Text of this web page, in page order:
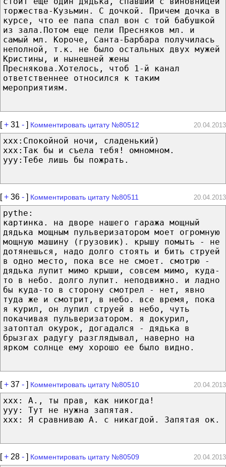
торжества-Кузьмин. С дочкой. Причем дочка в
курсе, что ее папа спал вон с той бабушкой
из зала.Потом еще пели Пресняков мл. и
самый мл. Короче, Санта-Барбара получилась
неполной, т.к. не было остальных двух мужей
Кристины, и нынешней жены
Преснякова.Хотелось, чтоб 1-й канал
ответственнее относился к таким
мероприятиям.
[+ 31 - ] Комментировать цитату №80512 20.04.2013
ххх:Спокойной ночи, сладенький)
ххх:Так бы и съела тебя! омномном.
ууу:Тебе лишь бы пожрать.
[+ 36 - ] Комментировать цитату №80511 20.04.2013
pythe:
картинка. на дворе нашего гаража мощный
дядька мощным пульверизатором моет огромную
мощную машину (грузовик). крышу помыть - не
дотянешься, надо долго стоять и бить струей
в одно место, пока все не смоет. смотрю -
дядька лупит мимо крыши, совсем мимо, куда-
то в небо. долго лупит. неподвижно. и ладно
бы куда-то в сторону смотрел - нет, явно
туда же и смотрит, в небо. все время, пока
я курил, он лупил струей в небо, чуть
покачивая пульверизатором. я докурил,
затоптал окурок, догадался - дядька в
брызгах радугу разглядывал, наверно на
ярком солнце ему хорошо ее было видно.
[+ 37 - ] Комментировать цитату №80510 20.04.2013
xxx: А., ты прав, как никогда!
yyy: Тут не нужна запятая.
xxx: Я сравниваю А. с никагдой. Запятая ок.
[+ 28 - ] Комментировать цитату №80509 20.04.2013